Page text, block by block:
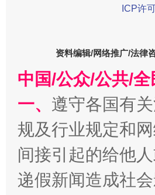
千年窑火 生生不息
ICP许
资料编辑/网络推广/法律
中国/公众/公共/
一、 遵守各国有
规及行业规定和
间接引起的给他
递假新闻造成社